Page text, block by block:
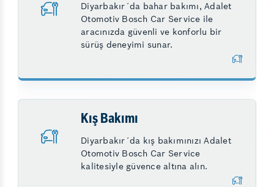
Diyarbakır´da bahar bakımı, Adalet
Otomotiv Bosch Car Service ile
aracınızda güvenli ve konforlu bir
sürüş deneyimi sunar.
Kış Bakımı
Diyarbakır´da kış bakımınızı Adalet
Otomotiv Bosch Car Service
kalitesiyle güvence altına alın.